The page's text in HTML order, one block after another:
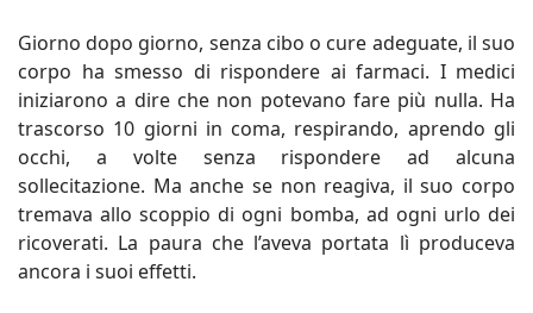
Giorno dopo giorno, senza cibo o cure adeguate, il suo
corpo ha smesso di rispondere ai farmaci. I medici
iniziarono a dire che non potevano fare più nulla. Ha
trascorso 10 giorni in coma, respirando, aprendo gli
occhi, a volte senza rispondere ad alcuna
sollecitazione. Ma anche se non reagiva, il suo corpo
tremava allo scoppio di ogni bomba, ad ogni urlo dei
ricoverati. La paura che l’aveva portata lì produceva
ancora i suoi effetti.